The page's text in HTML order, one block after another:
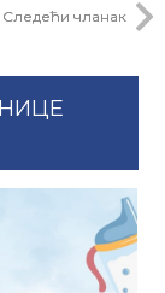
Следећи чланак